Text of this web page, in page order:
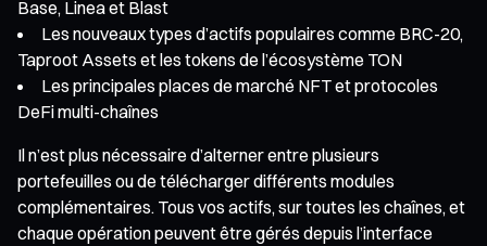
Base, Linea et Blast
Les nouveaux types d’actifs populaires comme BRC-20,
Taproot Assets et les tokens de l’écosystème TON
Les principales places de marché NFT et protocoles
DeFi multi-chaînes
Il n’est plus nécessaire d’alterner entre plusieurs
portefeuilles ou de télécharger différents modules
complémentaires. Tous vos actifs, sur toutes les chaînes, et
chaque opération peuvent être gérés depuis l’interface